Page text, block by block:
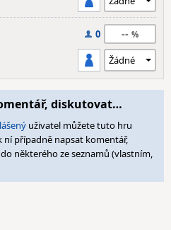
0 --
diskutovat…
uživatel můžete tuto hru
případně napsat komentář,
některého ze seznamů (vlastním,